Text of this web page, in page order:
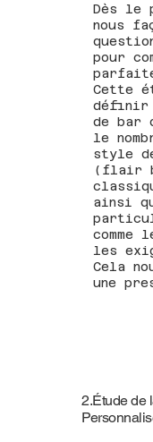
Dès le
nous
pour
Cette
définir
de bar
le
style
(flair
ainsi
les
Cela
une
2.Étude de